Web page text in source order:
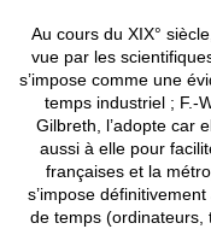
Au cours du XIX°
vue par les
s’impose comme une
temps industriel ; F.-
Gilbreth, l’adopte car
aussi à elle pour
françaises et la
s’impose
de temps (ordinateurs,